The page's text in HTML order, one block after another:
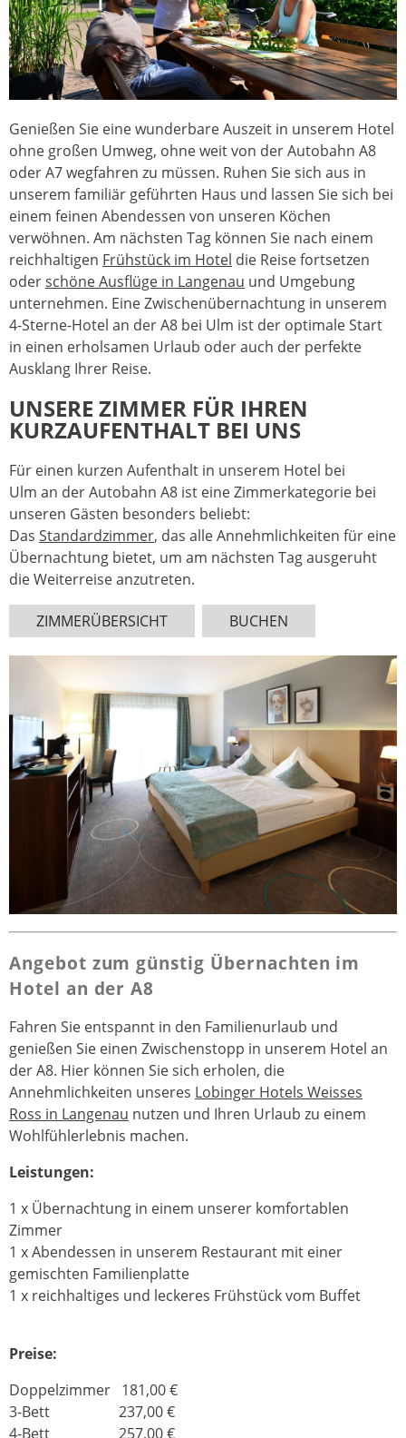
Genießen Sie eine wunderbare Auszeit in unserem Hotel
ohne großen Umweg, ohne weit von der Autobahn A8
oder A7 wegfahren zu müssen. Ruhen Sie sich aus in
unserem familiär geführten Haus und lassen Sie sich bei
einem feinen Abendessen von unseren Köchen
verwöhnen. Am nächsten Tag können Sie nach einem
reichhaltigen Frühstück im Hotel die Reise fortsetzen
oderschöne Ausflüge in Langenau und Umgebung
unternehmen. Eine Zwischenübernachtung in unserem
4-Sterne-Hotel an der A8 bei Ulm ist der optimale Start
in einen erholsamen Urlaub oder auch der perfekte
Ausklang Ihrer Reise.
UNSERE ZIMMER FÜR IHREN
KURZAUFENTHALT BEI UNS
Für einen kurzen Aufenthalt in unserem Hotel bei
Ulm an der Autobahn A8 ist eine Zimmerkategorie bei
unseren Gästen besonders beliebt:
Das Standardzimmer, das alle Annehmlichkeiten für eine
Übernachtung bietet, um am nächsten Tag ausgeruht
die Weiterreise anzutreten.
ZIMMERÜBERSICHT BUCHEN
Angebot zum günstig Übernachten im
Hotel an der A8
Fahren Sie entspannt in den Familienurlaub und
genießen Sie einen Zwischenstopp in unserem Hotel an
der A8. Hier können Sie sich erholen, die
Annehmlichkeiten unseres Lobinger Hotels Weisses
Ross in Langenau nutzen und Ihren Urlaub zu einem
Wohlfühlerlebnis machen.
Leistungen:
1 x Übernachtung in einem unserer komfortablen
Zimmer
1 x Abendessen in unserem Restaurant mit einer
gemischten Familienplatte
1 x reichhaltiges und leckeres Frühstück vom Buffet
Preise:
Doppelzimmer 181,00 €
3-Bett 237,00 €
4-Bett 257,00 €